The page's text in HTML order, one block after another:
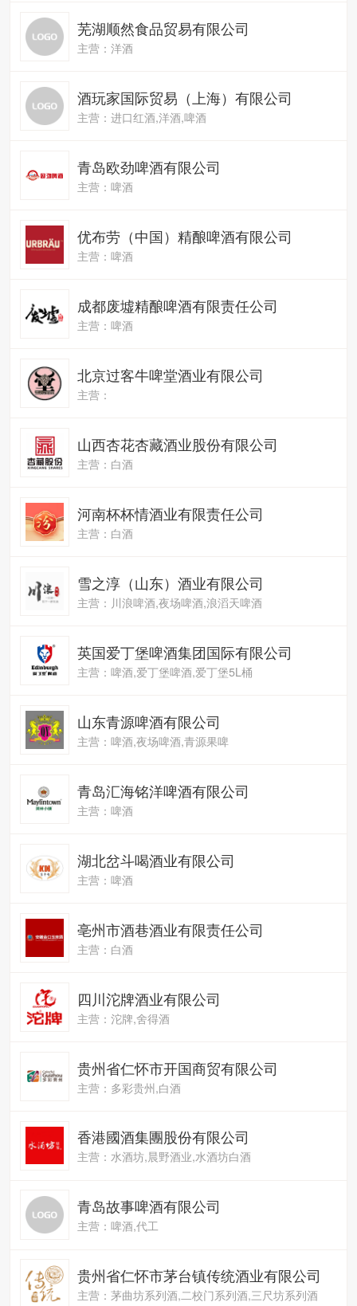
芜湖顺然食品贸易有限公司
主营：洋酒
酒玩家国际贸易（上海）有限公司
主营：进口红酒,洋酒,啤酒
青岛欧劲啤酒有限公司
主营：啤酒
优布劳（中国）精酿啤酒有限公司
主营：啤酒
成都废墟精酿啤酒有限责任公司
主营：啤酒
北京过客牛啤堂酒业有限公司
主营：
山西杏花杏藏酒业股份有限公司
主营：白酒
河南杯杯情酒业有限责任公司
主营：白酒
雪之淳（山东）酒业有限公司
主营：川浪啤酒,夜场啤酒,浪滔天啤酒
英国爱丁堡啤酒集团国际有限公司
主营：啤酒,爱丁堡啤酒,爱丁堡5L桶
山东青源啤酒有限公司
主营：啤酒,夜场啤酒,青源果啤
青岛汇海铭洋啤酒有限公司
主营：啤酒
湖北岔斗喝酒业有限公司
主营：啤酒
亳州市酒巷酒业有限责任公司
主营：白酒
四川沱牌酒业有限公司
主营：沱牌,舍得酒
贵州省仁怀市开国商贸有限公司
主营：多彩贵州,白酒
香港國酒集團股份有限公司
主营：水酒坊,晨野酒业,水酒坊白酒
青岛故事啤酒有限公司
主营：啤酒,代工
贵州省仁怀市茅台镇传统酒业有限公司
主营：茅曲坊系列酒,二校门系列酒,三尺坊系列酒